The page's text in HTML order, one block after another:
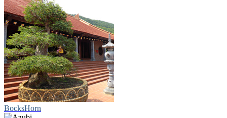
BocksHorn